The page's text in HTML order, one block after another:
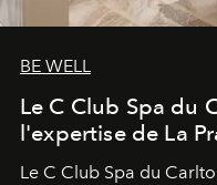
BE WELL
Le C Club Spa du
l'expertise de La
Le C Club Spa du